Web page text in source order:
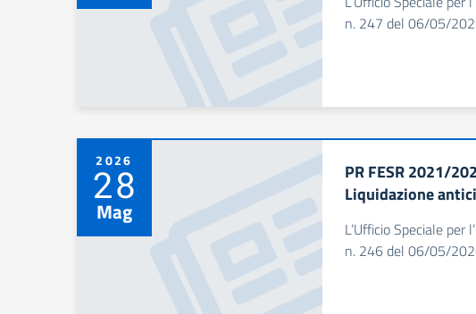
n. 247 del 06/05/
2026
28
Mag
PR FESR 2021/
Liquidazione
L’Ufficio Speciale
n. 246 del 06/05/